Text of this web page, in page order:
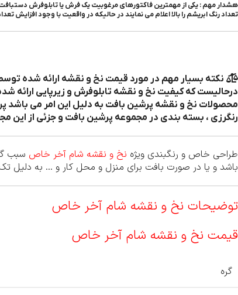
هشدار مهم : یکی از مهمترین فاکتورهای مرغوبیت یک فرش یا تابلوفرش دستبافت
تعداد رنگ ابریشم را بالا اعلام می نمایند در حالیکه در واقعیت با وجود افزایش
درحالیست که کیفیت نخ و نقشه تابلوفرش و زیرپایی ارائه
محصولات نخ و نقشه پرشین بافت به دلیل این امر می باشد
رنگرزی ، بسته بندی در مجموعه پرشین بافت و جزئی از این
طراحی خاص و رنگبندی ویژه نخ و نقشه شام آخر خاص سبب
باشد و یا در صورت بافت برای منزل و محل کار و … به دلیل
توضیحات نخ و نقشه شام آخر خاص
قیمت نخ و نقشه شام آخر خاص
گره